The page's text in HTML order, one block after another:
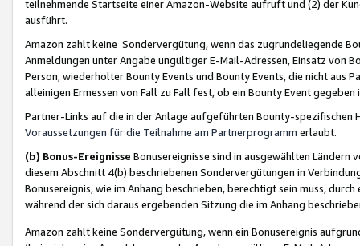
teilnehmende Startseite einer Amazon-Website aufruft und (2) der
ausführt.
Amazon zahlt keine Sondervergütung, wenn das zugrundeliegende
Anmeldungen unter Angabe ungültiger E-Mail-Adressen, Einsatz von
Person, wiederholter Bounty Events und Bounty Events, die nicht
alleinigen Ermessen von Fall zu Fall fest, ob ein Bounty Event
Partner-Links auf die in der Anlage aufgeführten Bounty-spezifischen
Voraussetzungen für die Teilnahme am Partnerprogramm erlaubt.
(b) Bonus-Ereignisse Bonusereignisse sind in ausgewählten Ländern
diesem Abschnitt 4(b) beschriebenen Sondervergütungen in
Bonusereignis, wie im Anhang beschrieben, berechtigt sein muss,
während der sich daraus ergebenden Sitzung die im Anhang
Amazon zahlt keine Sondervergütung, wenn ein Bonusereignis